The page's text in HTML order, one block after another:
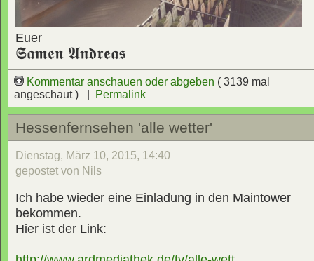
Euer
𝕾𝖆𝖒𝖊𝖓 𝕬𝖓𝖉𝖗𝖊𝖆𝖘
Kommentar anschauen oder abgeben ( 3139 mal
angeschaut ) |
Permalink
Hessenfernsehen 'alle wetter'
Dienstag, März 10, 2015, 14:40
gepostet von Nils
Ich habe wieder eine Einladung in den Maintower
bekommen.
Hier ist der Link: